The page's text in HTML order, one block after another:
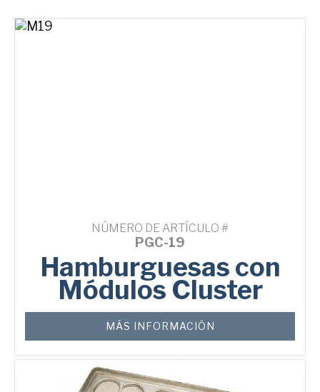
NÚMERO DE ARTÍCULO #
PGC-19
Hamburguesas con
Módulos Cluster
MÁS INFORMACIÓN